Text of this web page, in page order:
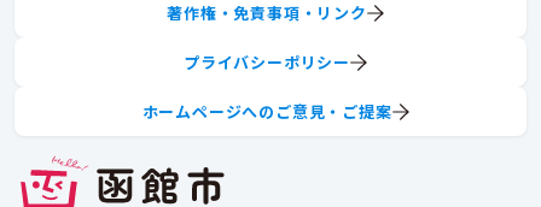
著作権・免責事項・リンク
プライバシーポリシー
ホームページへのご意見・ご提案